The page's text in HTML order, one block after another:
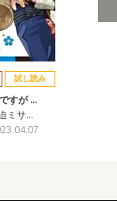
試し読み
すが …
ミサ…